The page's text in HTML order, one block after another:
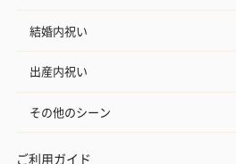
結婚内祝い
出産内祝い
その他のシーン
ご利用ガイド